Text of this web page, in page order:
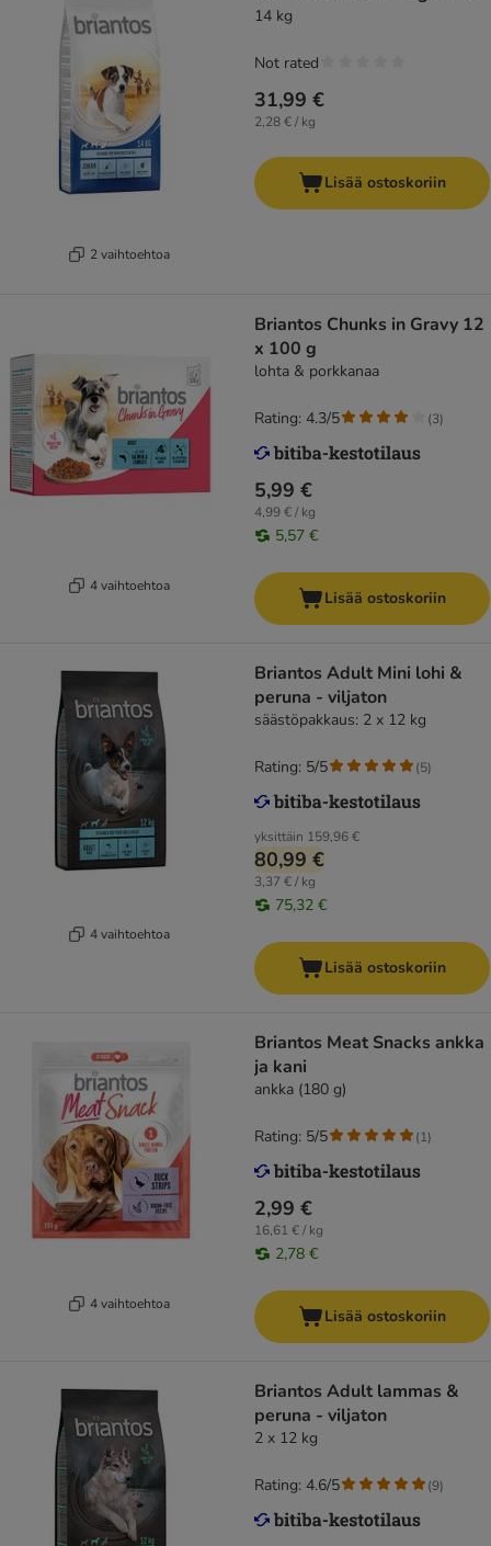
2 vaihtoehtoa
14 kg
31,99 €
2,28 € / kg
Not rated
Lisää ostoskoriin
4 vaihtoehtoa
Briantos Chunks in Gravy 12
x 100 g
lohta & porkkanaa
5,99 €
4,99 € / kg
5,57 €
Rating: 4.3/5 (3)
Lisää ostoskoriin
4 vaihtoehtoa
Briantos Adult Mini lohi &
peruna - viljaton
säästöpakkaus: 2 x 12 kg
yksittäin 159,96 €
80,99 €
3,37 € / kg
75,32 €
Rating: 5/5 (5)
Lisää ostoskoriin
4 vaihtoehtoa
Briantos Meat Snacks ankka
ja kani
ankka (180 g)
2,99 €
16,61 € / kg
2,78 €
Rating: 5/5 (1)
Lisää ostoskoriin
Briantos Adult lammas &
peruna - viljaton
2 x 12 kg
Rating: 4.6/5 (9)